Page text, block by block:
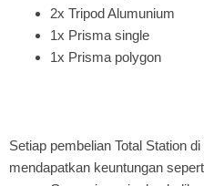
2x Tripod Alumunium
1x Prisma single
1x Prisma polygon
Setiap pembelian Total Station
mendapatkan keuntungan